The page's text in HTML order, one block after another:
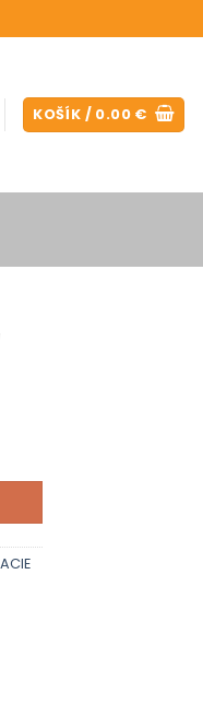
KOŠÍK / 0.00 €